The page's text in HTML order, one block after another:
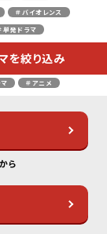
＃バイオレンス
単発ドラマ
を絞り込み
＃アニメ
から